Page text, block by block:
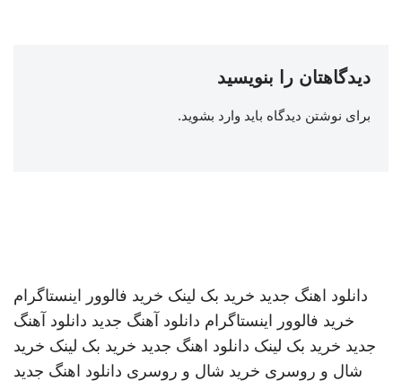
دیدگاهتان را بنویسید
برای نوشتن دیدگاه باید وارد بشوید.
دانلود اهنگ جدید خرید بک لینک خرید فالوور اینستاگرام
خرید فالوور اینستاگرام دانلود آهنگ جدید دانلود آهنگ
جدید خرید بک لینک دانلود اهنگ جدید خرید بک لینک خرید
شال و روسری خرید شال و روسری دانلود اهنگ جدید